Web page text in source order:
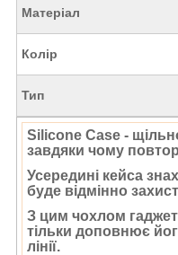
Матеріал
Колір
Тип
Silicone Case -
завдяки чому
Усередині кейса
буде відмінно
З цим чохлом гаджет
тільки доповнює
лінії.